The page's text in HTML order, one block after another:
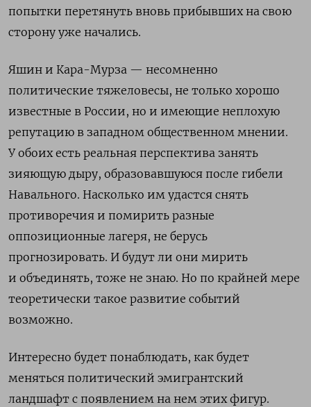
попытки перетянуть вновь прибывших на свою
сторону уже начались.
Яшин и Кара-Мурза — несомненно
политические тяжеловесы, не только хорошо
известные в России, но и имеющие неплохую
репутацию в западном общественном мнении.
У обоих есть реальная перспектива занять
зияющую дыру, образовавшуюся после гибели
Навального. Насколько им удастся снять
противоречия и помирить разные
оппозиционные лагеря, не берусь
прогнозировать. И будут ли они мирить
и объединять, тоже не знаю. Но по крайней мере
теоретически такое развитие событий
возможно.
Интересно будет понаблюдать, как будет
меняться политический эмигрантский
ландшафт с появлением на нем этих фигур.